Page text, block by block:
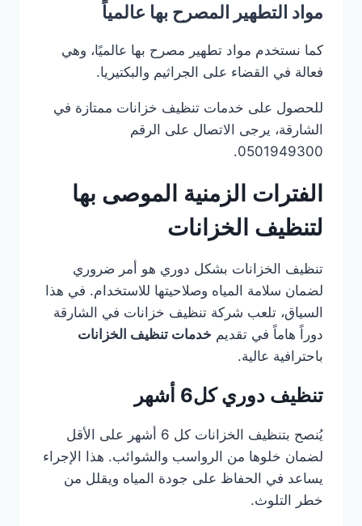
مواد التطهير المصرح بها عالمياً
كما نستخدم مواد تطهير مصرح بها عالميًا، وهي
فعالة في القضاء على الجراثيم والبكتيريا.
للحصول على خدمات تنظيف خزانات ممتازة في
الشارقة، يرجى الاتصال على الرقم
0501949300.
الفترات الزمنية الموصى بها
لتنظيف الخزانات
تنظيف الخزانات بشكل دوري هو أمر ضروري
لضمان سلامة المياه وصلاحيتها للاستخدام. في هذا
السياق، تلعب شركة تنظيف خزانات في الشارقة
دوراً هاماً في تقديم خدمات تنظيف الخزانات
باحترافية عالية.
تنظيف دوري كل6 أشهر
يُنصح بتنظيف الخزانات كل 6 أشهر على الأقل
لضمان خلوها من الرواسب والشوائب. هذا الإجراء
يساعد في الحفاظ على جودة المياه ويقلل من
خطر التلوث.